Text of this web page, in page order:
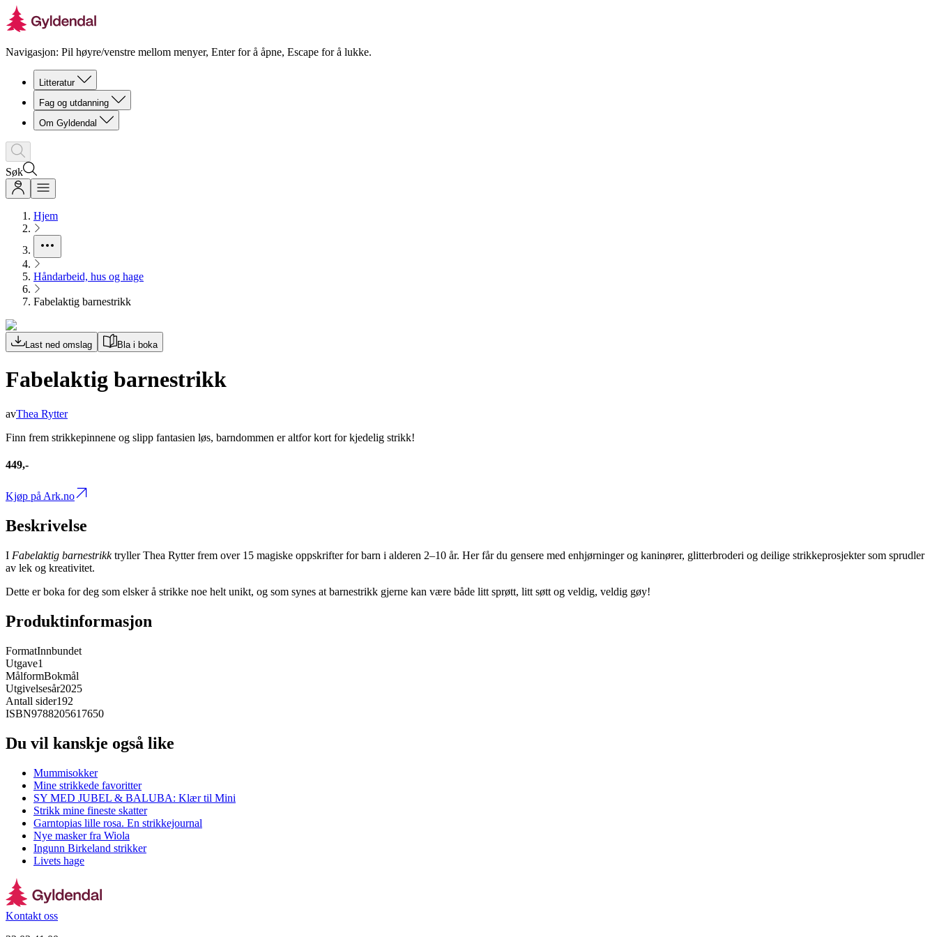
Navigasjon: Pil høyre/venstre mellom menyer, Enter for å åpne, Escape for å lukke.
Litteratur
Fag og utdanning
Om Gyldendal
Søk
Hjem
Håndarbeid, hus og hage
Fabelaktig barnestrikk
Last ned omslag Bla i boka
Fabelaktig barnestrikk
avThea Rytter
Finn frem strikkepinnene og slipp fantasien løs, barndommen er altfor kort for kjedelig strikk!
449,-
Kjøp på Ark.no
Beskrivelse
I Fabelaktig barnestrikktryller Thea Rytter frem over 15 magiske oppskrifter for barn i alderen 2–10 år. Her får du gensere med enhjørninger og kaninører, glitterbroderi og deilige strikkeprosjekter som sprudler
av lek og kreativitet.
Dette er boka for deg som elsker å strikke noe helt unikt, og som synes at barnestrikk gjerne kan være både litt sprøtt, litt søtt og veldig, veldig gøy!
Produktinformasjon
FormatInnbundet
Utgave1
MålformBokmål
Utgivelsesår2025
Antall sider192
ISBN9788205617650
Du vil kanskje også like
Mummisokker
Mine strikkede favoritter
SY MED JUBEL & BALUBA: Klær til Mini
Strikk mine fineste skatter
Garntopias lille rosa. En strikkejournal
Nye masker fra Wiola
Ingunn Birkeland strikker
Livets hage
Kontakt oss